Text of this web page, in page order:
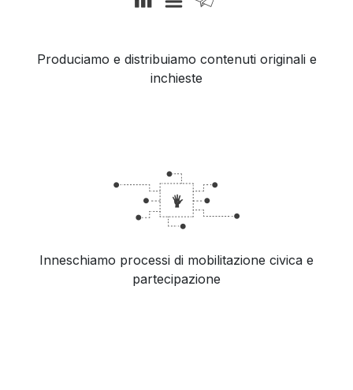
Produciamo e distribuiamo contenuti originali e
inchieste
Inneschiamo processi di mobilitazione civica e
partecipazione